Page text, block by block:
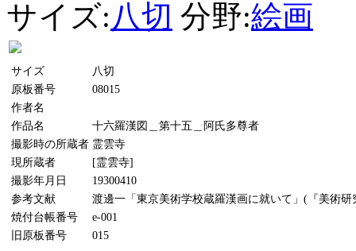
サイズ:八切 分野:絵画
サイズ
八切
原板番号
08015
作者名
作品名
十六羅漢図＿第十五＿阿氏多尊者
撮影時の所蔵者 霊雲寺
現所蔵者
[霊雲寺]
撮影年月日
19300410
参考文献
渡邊一「東京美術学校蔵羅漢画に就いて」(『美術研
焼付台帳番号
e-001
旧原板番号
015